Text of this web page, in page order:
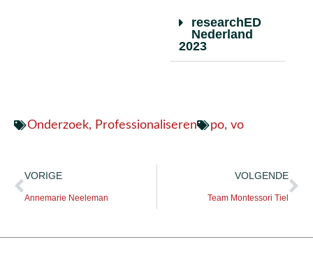
researchED
Nederland
2023
Onderzoek, Professionaliseren po, vo
VORIGE
Annemarie Neeleman
VOLGENDE
Team Montessori Tiel